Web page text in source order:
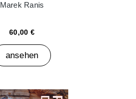
Marek Ranis
60,00 €
ansehen